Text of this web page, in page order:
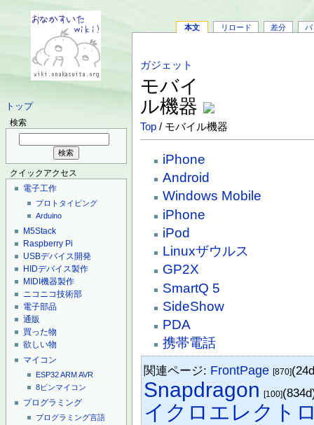
トップ
検索
クイックアクセス
電子工作
プロトタイピング
Arduino
M5Stack
Raspberry Pi
USBデバイス開発
HIDデバイス製作
MIDI機器製作
ニコニコ技術部
電子部品
通販
買った物
欲しい物
マイコン
ESP32ARMAVR
8ピンマイコン
プログラミング
プログラミング言語
本文 リロード 差分 バ
ガジェット
モバイ
ル機器
Top / モバイル機器
iPhone
Android
Windows Mobile
iPhone
iPod
Linuxザウルス
GP2X
SmartQ 5
SideShow
PDA
携帯電話
関連ページ: FrontPage [870]
Snapdragon [100]
イクロエレクト